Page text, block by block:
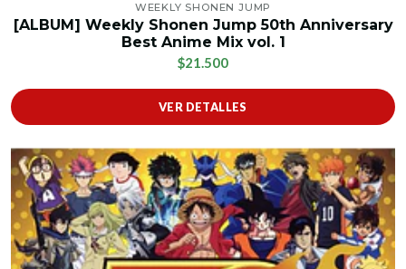
WEEKLY SHONEN JUMP
[ALBUM] Weekly Shonen Jump 50th Anniversary
Best Anime Mix vol. 1
$21.500
VER DETALLES